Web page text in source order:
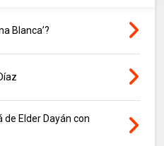
Blanca’?
Elder Dayán con